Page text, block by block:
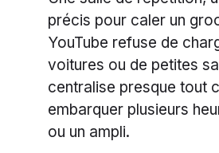
précis pour caler un
YouTube refuse de
voitures ou de petites
centralise presque tout
embarquer plusieurs
ou un ampli.